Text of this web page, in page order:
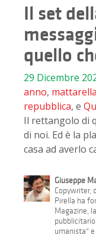
Il set
quello
29 Dicembre
anno, mattarella
repubblica, e
Il rettangolo di
di noi. Ed è la
casa ad averlo
Giuseppe
Copywriter,
Pirella ha
Magazine,
umanista" e